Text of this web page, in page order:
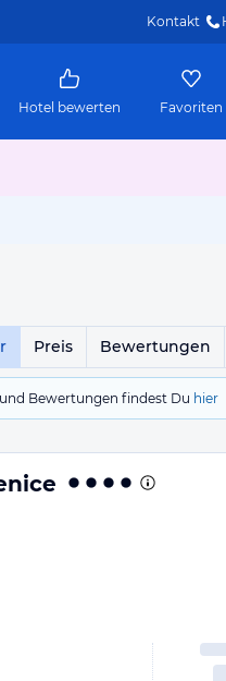
Kontakt
Hotel bewerten Favoriten
Preis Bewertungen
Bewertungen findest Du hier